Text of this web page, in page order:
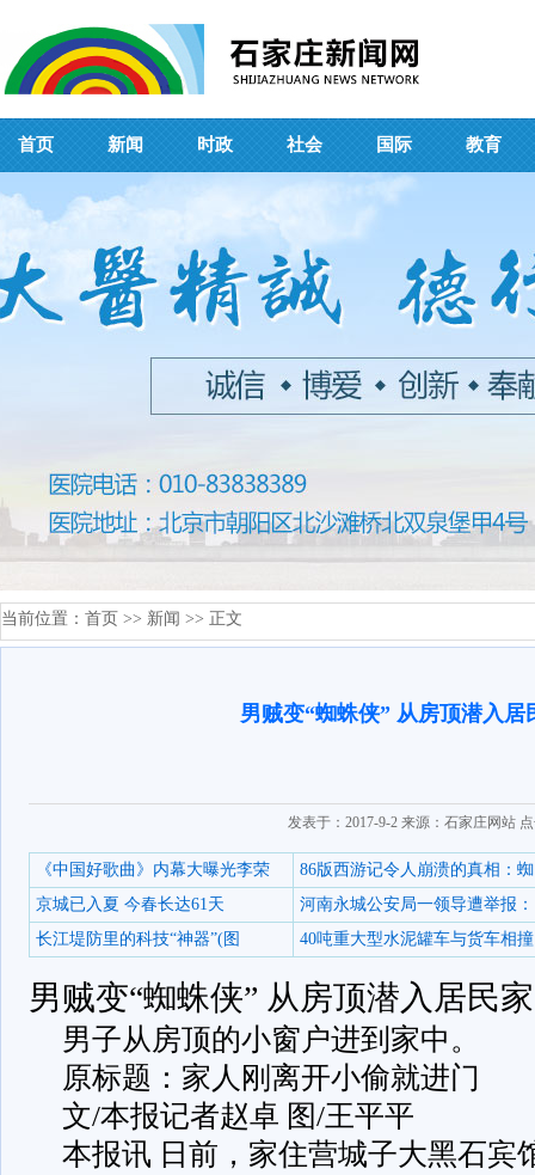
首页 新闻 时政 社会 国际 教育
当前位置： 首页 >> 新闻 >> 正文
男贼变“蜘蛛侠” 从房顶潜入居
发表于：2017-9-2 来源：石家庄网站
《中国好歌曲》内幕大曝光李荣
86版西游记令人崩溃的真相：蜘
京城已入夏 今春长达61天
河南永城公安局一领导遭举报：
长江堤防里的科技“神器”(图
40吨重大型水泥罐车与货车相撞
男贼变“蜘蛛侠” 从房顶潜入居民
男子从房顶的小窗户进到家中。
原标题：家人刚离开小偷就进门
文/本报记者赵卓 图/王平平
本报讯 日前，家住营城子大黑石宾